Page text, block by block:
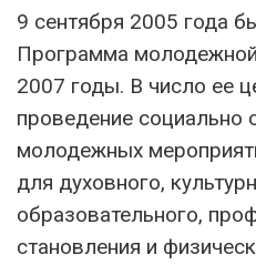
9 сентября 2005 года
Программа
2007 годы. В число ее
проведение социально
молодежных
для духовного,
образовательного,
становления и